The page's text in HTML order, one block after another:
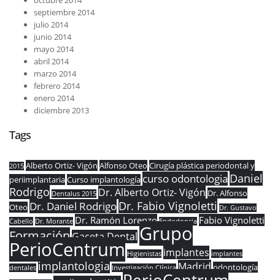
septiembre 2014
julio 2014
junio 2014
mayo 2014
abril 2014
marzo 2014
febrero 2014
enero 2014
diciembre 2013
Tags
2015 Alberto Ortiz- Vigón Alfonso Oteo Cirugía plástica periodontal y
periimplantariaCurso implantología curso odontologia Daniel
Rodrigo Dentalus 2015 Dr. Alberto Ortiz- Vigón Dr. Alfonso
Oteo Dr. Daniel RodrigoDr. Fabio Vignoletti Dr. Gustavo
Cabello Dr. Morante Dr. Ramón Lorenzo Endodoncia Fabio Vignoletti
Formación Gaceta Dental Grupo
PerioCentrum Higienistas implantes implantes
dentales implantologia Investigación Clínica Madrid odontología